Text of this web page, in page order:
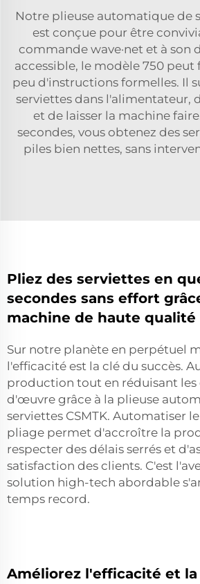
Notre plieuse automatique de
est conçue pour être
commande wave·net et à son
accessible, le modèle 750
peu d'instructions formelles. Il
serviettes dans l'alimentateur,
et de laisser la machine
secondes, vous obtenez des
piles bien nettes, sans
Pliez des serviettes en
secondes sans effort
machine de haute qualité
Sur notre planète en perpétuel
l'efficacité est la clé du succès.
production tout en réduisant les
d'œuvre grâce à la plieuse
serviettes CSMTK. Automatiser
pliage permet d'accroître la
respecter des délais serrés et
satisfaction des clients. C'est
solution high-tech abordable
temps record.
Améliorez l'efficacité et